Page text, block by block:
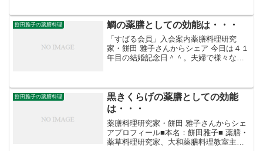
ル薬膳ベジカレー、薬膳米味噌カレーを
開発、農家起業グルー...
餅田雅子の薬膳料理 鯛の薬膳としての効能は・・・
「すばる会員」入会案内薬膳料理研究
家・餅田 雅子さんからシェア 今日は４１
年目の結婚記念日＾＾。夫婦で様々な歴
たいと、この年齢で夢...
餅田雅子の薬膳料理
黒きくらげの薬膳としての効能
は・・・
薬膳料理研究家・餅田 雅子さんからシェ
アプロフィール■本名：餅田雅子■ 薬膳・
薬草料理研究家、大和薬膳料理教室主